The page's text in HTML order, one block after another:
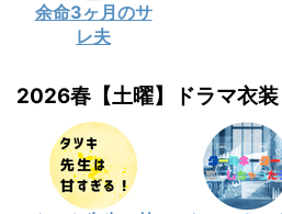
余命3ヶ月のサ
レ夫
2026春【土曜】ドラマ衣装